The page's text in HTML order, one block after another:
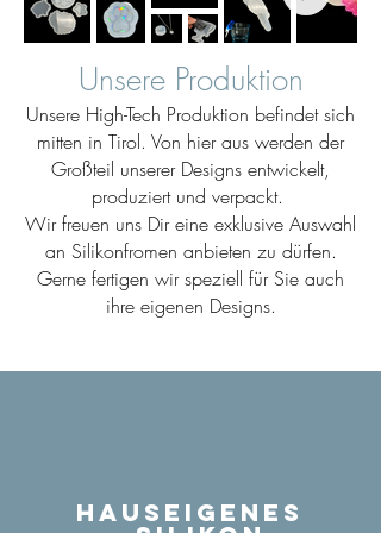
Unsere Produktion
Unsere High-Tech Produktion befindet sich
mitten in Tirol. Von hier aus werden der
Großteil unserer Designs entwickelt,
produziert und verpackt.
Wir freuen uns Dir eine exklusive Auswahl
an Silikonfromen anbieten zu dürfen.
Gerne fertigen wir speziell für Sie auch
ihre eigenen Designs.
Hauseigenes